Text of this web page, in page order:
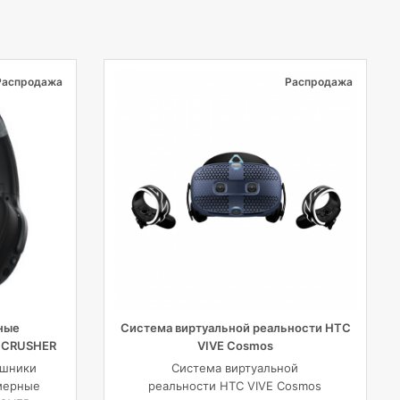
Система виртуальной реальности HTC
VIVE Cosmos
Система виртуальной
реальности HTC VIVE Cosmos
Распродажа